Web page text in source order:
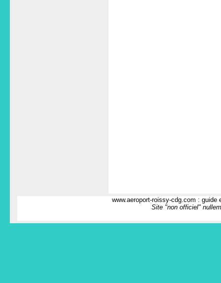
www.aeroport-roissy-cdg.com :
Site "non officiel"